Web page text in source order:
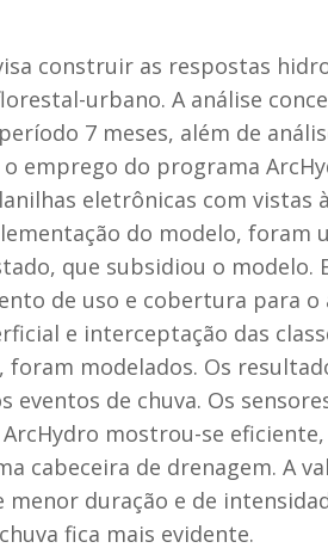
construir as respostas
urbano. A análise
7 meses, além de
emprego do programa
eletrônicas com vistas
do modelo, foram
que subsidiou o modelo.
de uso e cobertura para o
e interceptação das
modelados. Os
de chuva. Os
mostrou-se
cabeceira de drenagem. A
duração e de
fica mais evidente.